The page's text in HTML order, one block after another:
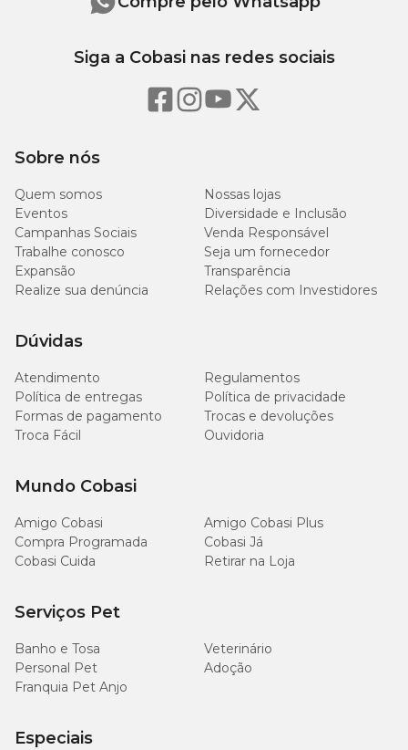
Sobre nós
Quem somos
Nossas lojas
Eventos
Diversidade e Inclusão
Campanhas Sociais
Venda Responsável
Trabalhe conosco
Seja um fornecedor
Expansão
Transparência
Realize sua denúncia
Relações com Investidores
Dúvidas
Atendimento
Regulamentos
Política de entregas
Política de privacidade
Formas de pagamento
Trocas e devoluções
Troca Fácil
Ouvidoria
Mundo Cobasi
Amigo Cobasi
Amigo Cobasi Plus
Compra Programada
Cobasi Já
Cobasi Cuida
Retirar na Loja
Serviços Pet
Banho e Tosa
Veterinário
Personal Pet
Adoção
Franquia Pet Anjo
Especiais
Siga a Cobasi nas redes sociais